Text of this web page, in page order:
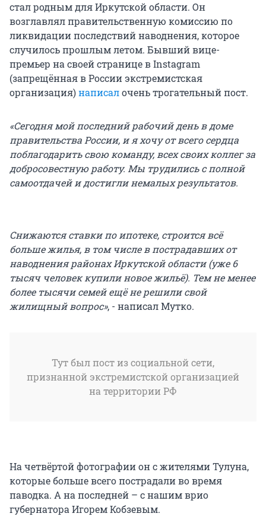
стал родным для Иркутской области. Он
возглавлял правительственную комиссию по
ликвидации последствий наводнения, которое
случилось прошлым летом. Бывший вице-
премьер на своей странице в Instagram
(запрещённая в России экстремистская
организация)написалочень трогательный пост.
«Сегодня мой последний рабочий день в доме
правительства России, и я хочу от всего сердца
поблагодарить свою команду, всех своих коллег за
добросовестную работу. Мы трудились с полной
самоотдачей и достигли немалых результатов. ⠀
Снижаются ставки по ипотеке, строится всё
больше жилья, в том числе в пострадавших от
наводнения районах Иркутской области (уже 6
тысяч человек купили новое жильё). Тем не менее
более тысячи семей ещё не решили свой
жилищный вопрос», - написал Мутко.
Тут был пост из социальной сети,
признанной экстремистской организацией
на территории РФ
На четвёртой фотографии он с жителями Тулуна,
которые больше всего пострадали во время
паводка. А на последней – с нашим врио
губернатора Игорем Кобзевым.